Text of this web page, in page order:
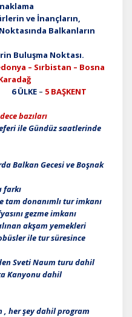
ve İnançların,
Balkanların
Buluşma Noktası.
– Sırbistan – Bosna
6 ÜLKE – 5 BAŞKENT
bazıları
ile Gündüz saatlerinde
Balkan Gecesi ve Boşnak
farkı
tam donanımlı tur imkanı
gezme imkanı
akşam yemekleri
ile tur süresince
Sveti Naum turu dahil
Kanyonu dahil
, her şey dahil program